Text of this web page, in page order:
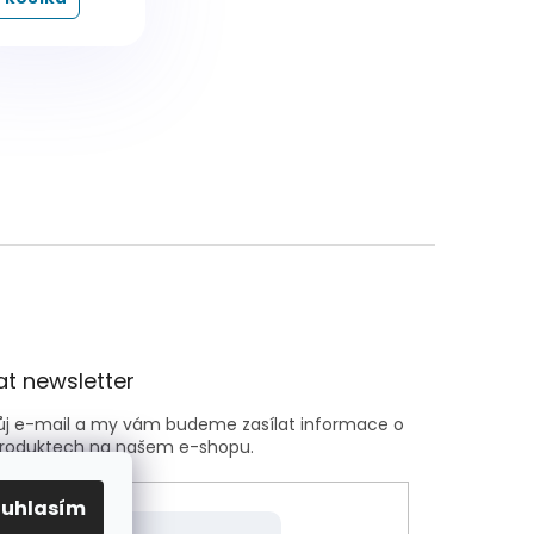
newsletter
e-mail a my vám budeme zasílat informace o
na našem e-shopu.